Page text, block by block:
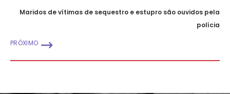
Maridos de vítimas de sequestro e estupro são ouvidos pela
polícia
PRÓXIMO